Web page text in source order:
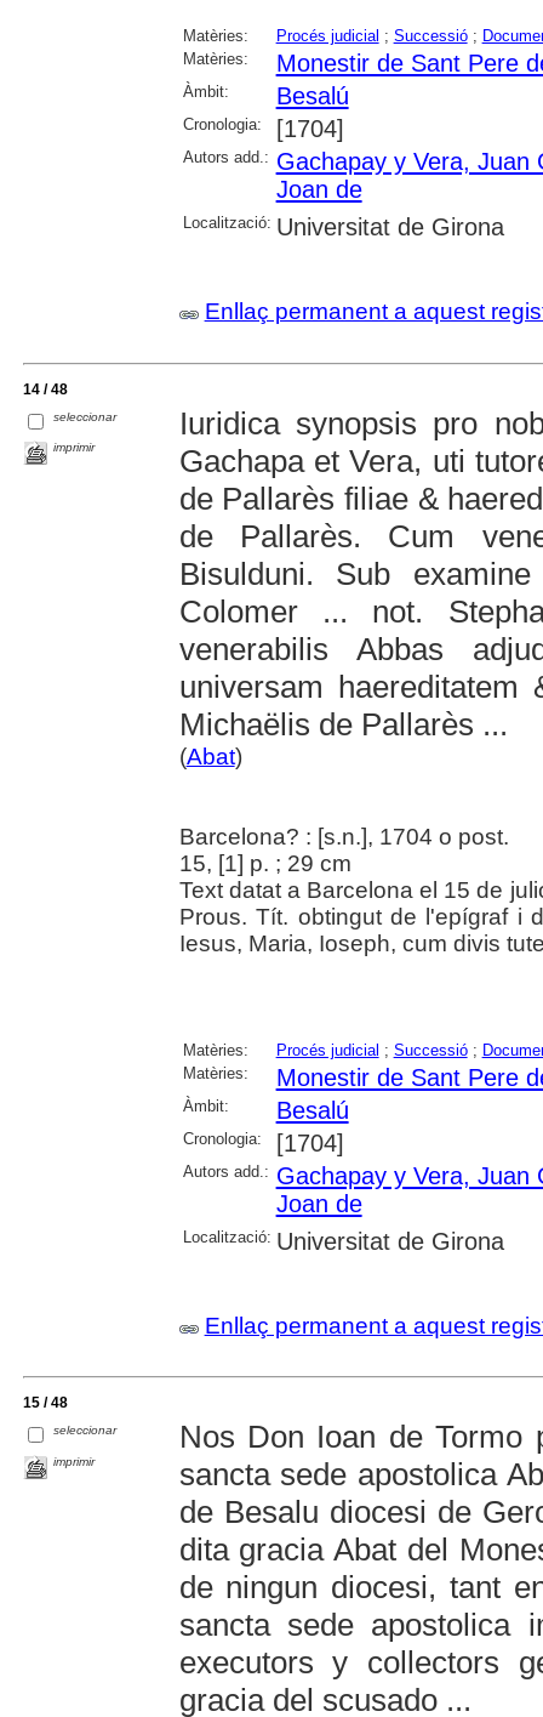
Matèries: Procés judicial ; Successió;
Matèries:
Monestir de Sant Pere
Àmbit: Besalú
Cronologia: [1704]
Autors add.: Gachapay y Vera, Juan
Joan de
Localització: Universitat de Girona
Enllaç permanent a aquest
14 / 48
seleccionar
imprimir
Iuridica synopsis pro
Gachapa et Vera, uti
de Pallarès filiae &
de Pallarès. Cum
Bisulduni. Sub
Colomer ... not.
venerabilis Abbas
universam
Michaëlis de Pallarès ...
(Abat)
Barcelona? : [s.n.], 1704 o post.
15, [1] p. ; 29 cm
Text datat a Barcelona el 15 de
Prous. Tít. obtingut de l'epígraf i
Iesus, Maria, Ioseph, cum divis
Matèries: Procés judicial ; Successió;
Matèries:
Monestir de Sant Pere
Àmbit: Besalú
Cronologia: [1704]
Autors add.: Gachapay y Vera, Juan
Joan de
Localització: Universitat de Girona
Enllaç permanent a aquest
15 / 48
seleccionar
imprimir
Nos Don Ioan de
sancta sede apostolica
de Besalu diocesi de
dita gracia Abat del
de ningun diocesi, tant
sancta sede apostolica
executors y collectors
gracia del scusado ...